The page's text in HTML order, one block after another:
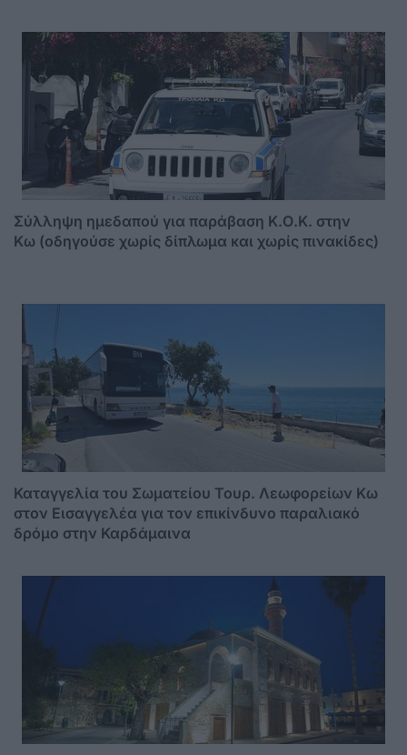
Σύλληψη ημεδαπού για παράβαση Κ.Ο.Κ. στην
Κω (οδηγούσε χωρίς δίπλωμα και χωρίς πινακίδες)
Καταγγελία του Σωματείου Τουρ. Λεωφορείων Κω
στον Εισαγγελέα για τον επικίνδυνο παραλιακό
δρόμο στην Καρδάμαινα